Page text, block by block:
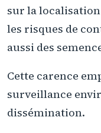
sur la localisation
les risques de
aussi des
Cette carence
surveillance
dissémination.